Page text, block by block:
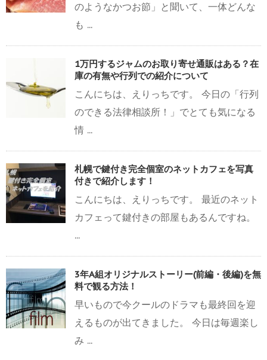
のようなかつお節」と聞いて、一体どんな
も ...
1万円するジャムのお取り寄せ通販はある？在
庫の有無や行列での紹介について
こんにちは、えりっちです。 今日の「行列
のできる法律相談所！」でとても気になる
情 ...
札幌で鍵付き完全個室のネットカフェを写真
付きで紹介します！
こんにちは、えりっちです。 最近のネット
カフェって鍵付きの部屋もあるんですね。
...
3年A組オリジナルストーリー(前編・後編)を無
料で観る方法！
早いもので今クールのドラマも最終回を迎
えるものが出てきました。 今日は毎週楽し
み ...